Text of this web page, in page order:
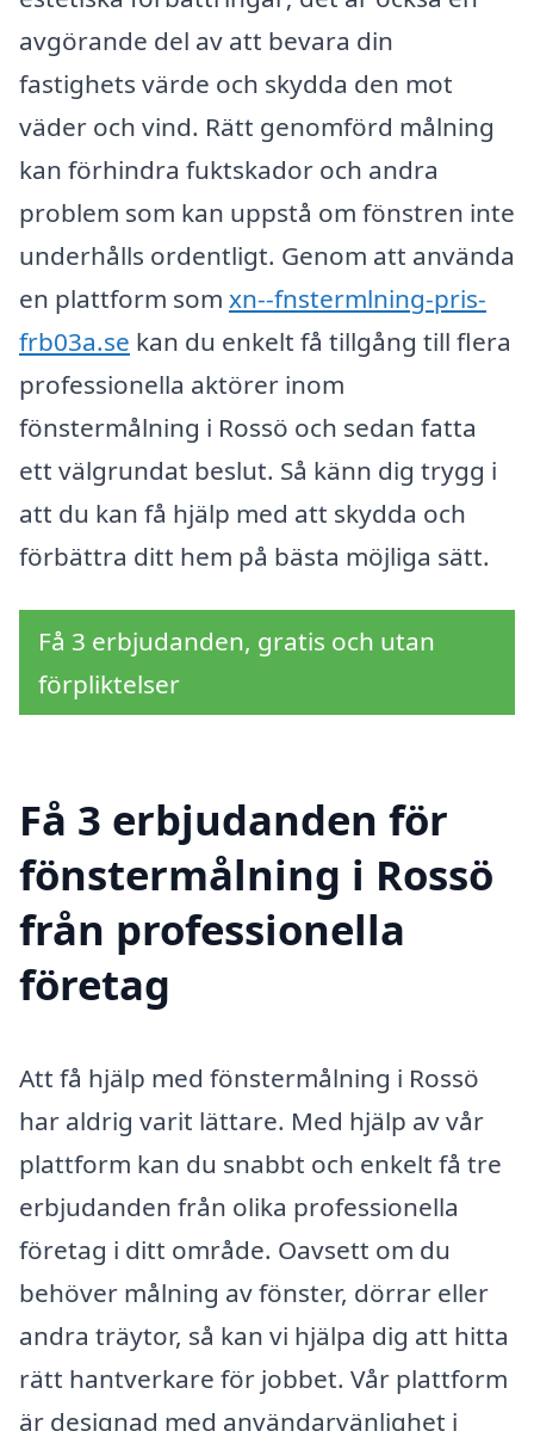
avgörande del av att bevara din
fastighets värde och skydda den mot
väder och vind. Rätt genomförd målning
kan förhindra fuktskador och andra
problem som kan uppstå om fönstren inte
underhålls ordentligt. Genom att använda
en plattform som xn--fnstermlning-pris-
frb03a.se kan du enkelt få tillgång till flera
professionella aktörer inom
fönstermålning i Rossö och sedan fatta
ett välgrundat beslut. Så känn dig trygg i
att du kan få hjälp med att skydda och
förbättra ditt hem på bästa möjliga sätt.
Få 3 erbjudanden, gratis och utan
förpliktelser
Få 3 erbjudanden för
fönstermålning i Rossö
från professionella
företag
Att få hjälp med fönstermålning i Rossö
har aldrig varit lättare. Med hjälp av vår
plattform kan du snabbt och enkelt få tre
erbjudanden från olika professionella
företag i ditt område. Oavsett om du
behöver målning av fönster, dörrar eller
andra träytor, så kan vi hjälpa dig att hitta
rätt hantverkare för jobbet. Vår plattform
är designad med användarvänlighet i